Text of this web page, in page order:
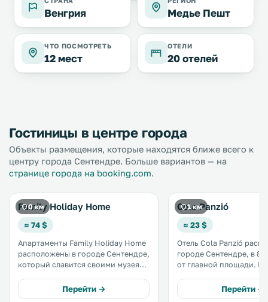
Венгрия Медье Пешт
ЧТО ПОСМОТРЕТЬ
12 мест
ОТЕЛИ
20 отелей
Гостиницы в центре города
Объекты размещения, которые находятся ближе всего к
центру города Сентендре. Больше вариантов — на
странице города на booking.com.
0 км
Family Holiday Home
≈ 74 $
Апартаменты Family Holiday Home
расположены в городе Сентендре,
который славится своими музеями
просторные апартаменты
находятся рядом с Дунайским
Перейти →
1 км
Cola Panzió
≈ 23 $
Отель Cola Panzió
городе Сентендре, в
от главной площади. К услугам
регистрации, сад и
WiFi, а также
Перейти →